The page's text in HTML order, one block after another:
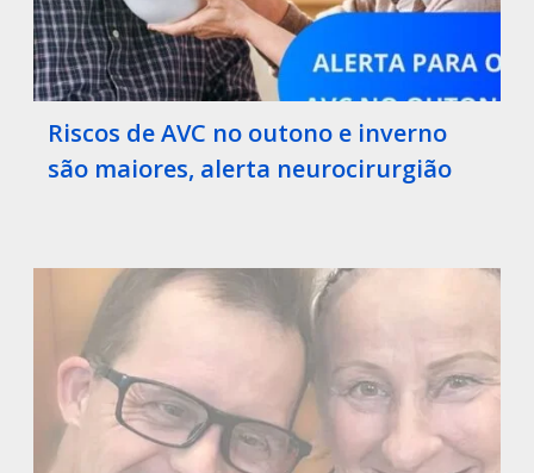
Riscos de AVC no outono e inverno
são maiores, alerta neurocirurgião